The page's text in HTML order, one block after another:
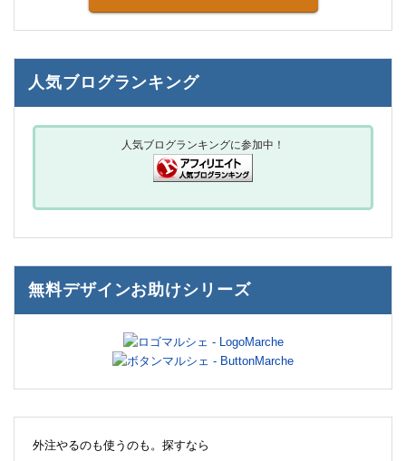
人気ブログランキング
人気ブログランキングに参加中！
無料デザインお助けシリーズ
外注やるのも使うのも。探すなら